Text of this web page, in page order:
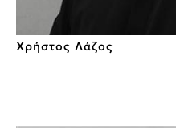
Χρήστος Λάζος